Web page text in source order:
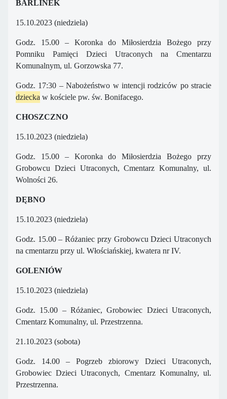
BARLINEK
15.10.2023 (niedziela)
Godz. 15.00 – Koronka do Miłosierdzia Bożego przy
Pomniku Pamięci Dzieci Utraconych na Cmentarzu
Komunalnym, ul. Gorzowska 77.
Godz. 17:30 – Nabożeństwo w intencji rodziców po stracie
dziecka w kościele pw. św. Bonifacego.
CHOSZCZNO
15.10.2023 (niedziela)
Godz. 15.00 – Koronka do Miłosierdzia Bożego przy
Grobowcu Dzieci Utraconych, Cmentarz Komunalny, ul.
Wolności 26.
DĘBNO
15.10.2023 (niedziela)
Godz. 15.00 – Różaniec przy Grobowcu Dzieci Utraconych
na cmentarzu przy ul. Włościańskiej, kwatera nr IV.
GOLENIÓW
15.10.2023 (niedziela)
Godz. 15.00 – Różaniec, Grobowiec Dzieci Utraconych,
Cmentarz Komunalny, ul. Przestrzenna.
21.10.2023 (sobota)
Godz. 14.00 – Pogrzeb zbiorowy Dzieci Utraconych,
Grobowiec Dzieci Utraconych, Cmentarz Komunalny, ul.
Przestrzenna.